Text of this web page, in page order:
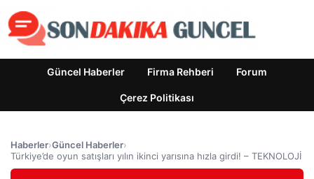
Güncel Haberler Firma Rehberi Forum
Çerez Politikası
Haberler›Güncel Haberler›
Türkiye’de oyun satışları yılın ikinci yarısına hızla girdi! – TEKNOLOJİ